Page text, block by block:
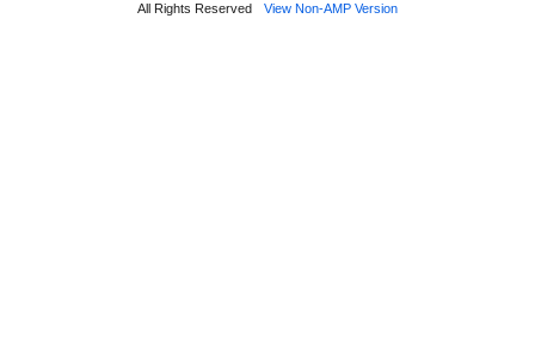
All Rights Reserved View Non-AMP Version